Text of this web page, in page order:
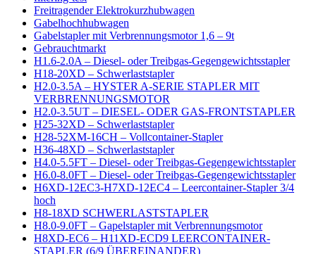
Freitragender Elektrokurzhubwagen
Gabelhochhubwagen
Gabelstapler mit Verbrennungsmotor 1,6 – 9t
Gebrauchtmarkt
H1.6-2.0A – Diesel- oder Treibgas-Gegengewichtsstapler
H18-20XD – Schwerlaststapler
H2.0-3.5A – HYSTER A-SERIE STAPLER MIT
VERBRENNUNGSMOTOR
H2.0-3.5UT – DIESEL- ODER GAS-FRONTSTAPLER
H25-32XD – Schwerlaststapler
H28-52XM-16CH – Vollcontainer-Stapler
H36-48XD – Schwerlaststapler
H4.0-5.5FT – Diesel- oder Treibgas-Gegengewichtsstapler
H6.0-8.0FT – Diesel- oder Treibgas-Gegengewichtsstapler
H6XD-12EC3-H7XD-12EC4 – Leercontainer-Stapler 3/4
hoch
H8-18XD SCHWERLASTSTAPLER
H8.0-9.0FT – Gapelstapler mit Verbrennungsmotor
H8XD-EC6 – H11XD-ECD9 LEERCONTAINER-
STAPLER (6/9 ÜBEREINANDER)